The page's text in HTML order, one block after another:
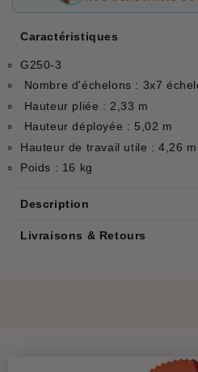
Caractéristiques
G250-3
Nombre d'échelons : 3x7
Hauteur pliée : 2,33 m
Hauteur déployée : 5,02 m
Hauteur de travail utile : 4,26 m
Poids : 16 kg
Description
Livraisons & Retours